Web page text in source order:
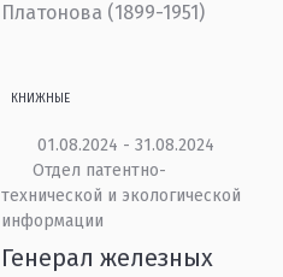
Платонова (1899-1951)
КНИЖНЫЕ
01.08.2024 - 31.08.2024
Отдел патентно-
технической и экологической
информации
Генерал железных